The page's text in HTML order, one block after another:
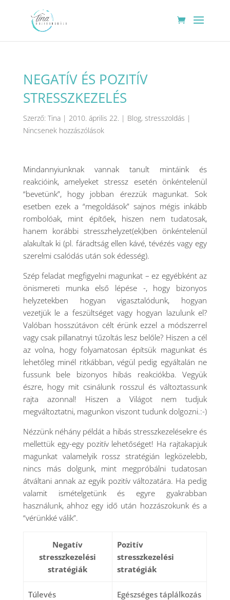
NEGATÍV ÉS POZITÍV
STRESSZKEZELÉS
Szerző: Tina| 2010. április 22. | Blog, stresszoldás |
Nincsenek hozzászólások
Mindannyiunknak vannak tanult mintáink és
reakcióink, amelyeket stressz esetén önkéntelenül
“bevetünk”, hogy jobban érezzük magunkat. Sok
esetben ezek a “megoldások” sajnos mégis inkább
rombolóak, mint építőek, hiszen nem tudatosak,
hanem korábbi stresszhelyzet(ek)ben önkéntelenül
alakultak ki (pl. fáradtság ellen kávé, tévézés vagy egy
szerelmi csalódás után sok édesség).
Szép feladat megfigyelni magunkat – ez egyébként az
önismereti munka első lépése -, hogy bizonyos
helyzetekben hogyan vigasztalódunk, hogyan
vezetjük le a feszültséget vagy hogyan lazulunk el?
Valóban hosszútávon célt érünk ezzel a módszerrel
vagy csak pillanatnyi tűzoltás lesz belőle? Hiszen a cél
az volna, hogy folyamatosan építsük magunkat és
lehetőleg minél ritkábban, végül pedig egyáltalán ne
fussunk bele bizonyos hibás reakciókba. Vegyük
észre, hogy mit csinálunk rosszul és változtassunk
rajta azonnal! Hiszen a Világot nem tudjuk
megváltoztatni, magunkon viszont tudunk dolgozni.:-)
Nézzünk néhány példát a hibás stresszkezelésekre és
mellettük egy-egy pozitív lehetőséget! Ha rajtakapjuk
magunkat valamelyik rossz stratégián legközelebb,
nincs más dolgunk, mint megpróbálni tudatosan
átváltani annak az egyik pozitív változatára. Ha pedig
valamit ismételgetünk és egyre gyakrabban
használunk, ahhoz egy idő után hozzászokunk és a
“vérünkké válik”.
Negatív
stresszkezelési
stratégiák
Pozitív
stresszkezelési
stratégiák
Túlevés Egészséges táplálkozás